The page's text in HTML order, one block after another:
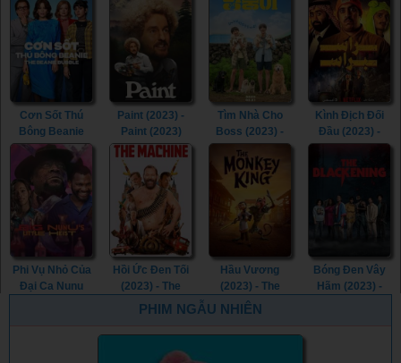
- Are You There
God? It’s Me,
Margaret.
(2023)
Sheroes (2023)
(2023)
Cơn Sốt Thú
Bông Beanie
(2023) - The
Beanie Bubble
(2023)
Paint (2023) -
Paint (2023)
Tìm Nhà Cho
Boss (2023) -
My Heart Puppy
(2023)
Kình Địch Đối
Đầu (2023) -
(2023)
Phi Vụ Nhỏ Của
Đại Ca Nunu
Hồi Ức Đen Tối
(2023) - The
Machine (2023)
Hầu Vương
(2023) - The
Monkey King
Bóng Đen Vây
Hãm (2023) -
PHIM NGẪU NHIÊN